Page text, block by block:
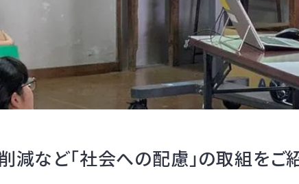
減など「社会への配慮」の取組をご紹